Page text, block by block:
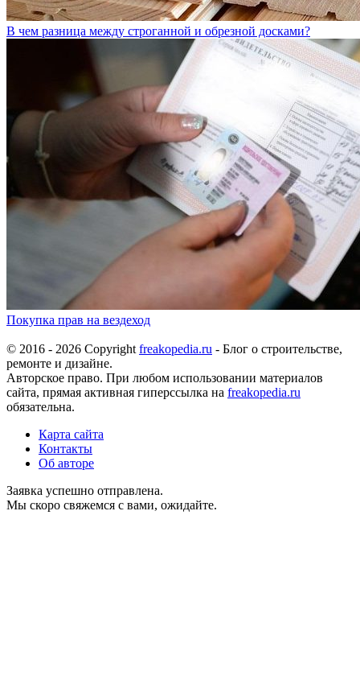
В чем разница между строганной и обрезной досками?
Покупка прав на вездеход
© 2016 - 2026 Copyright freakopedia.ru - Блог о строительстве,
ремонте и дизайне.
Авторское право. При любом использовании материалов
сайта, прямая активная гиперссылка на freakopedia.ru
обязательна.
Карта сайта
Контакты
Об авторе
Заявка успешно отправлена.
Мы скоро свяжемся с вами, ожидайте.